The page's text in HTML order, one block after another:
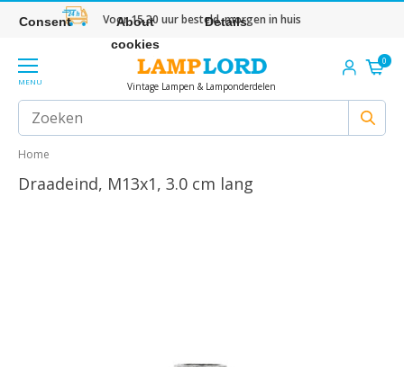
Voor 15.30 uur besteld, morgen in huis
MENU Vintage Lampen & Lamponderdelen
0
Home
Draadeind, M13x1, 3.0 cm lang
Consent
About
cookies
Details